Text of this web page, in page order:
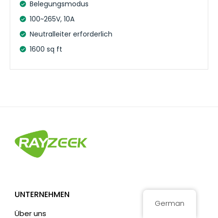
Belegungsmodus
100~265V, 10A
Neutralleiter erforderlich
1600 sq ft
UNTERNEHMEN
Über uns
German